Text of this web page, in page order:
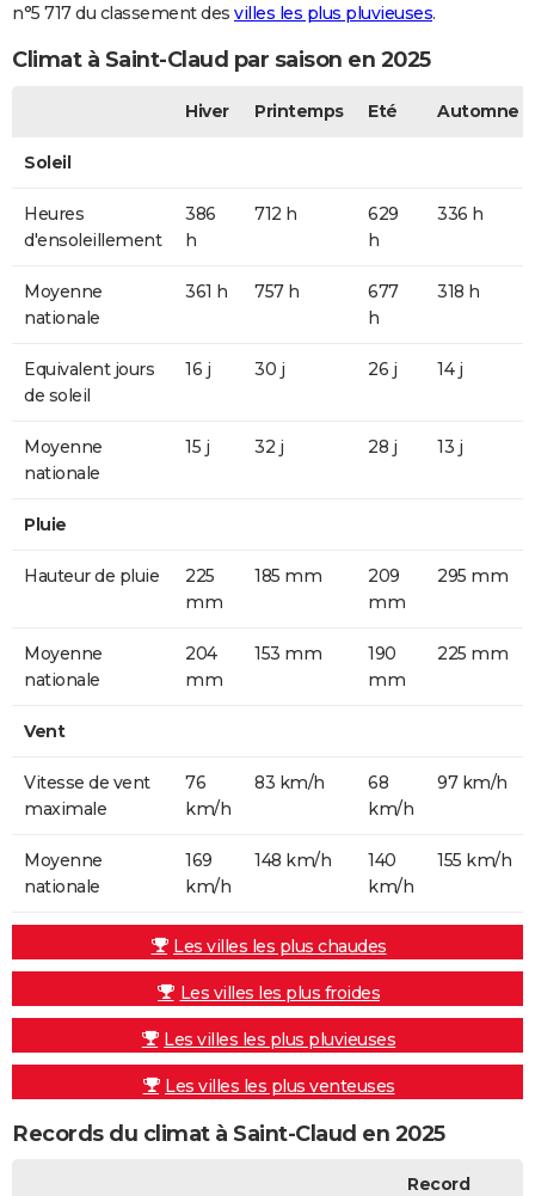
n°5 717 du classement des villes les plus pluvieuses.
Climat à Saint-Claud par saison en 2025
Hiver Printemps Eté Automne
Soleil
Heures
d'ensoleillement
386
h
712 h
629
h
336 h
Moyenne
nationale
361 h 757 h
677
h
318 h
Equivalent jours
de soleil
16 j 30 j 26 j 14 j
Moyenne
nationale
15 j 32 j 28 j 13 j
Pluie
Hauteur de pluie
225
mm
185 mm
209
mm
295 mm
Moyenne
nationale
204
mm
153 mm
190
mm
225 mm
Vent
Vitesse de vent
maximale
76
km/h
83 km/h
68
km/h
97 km/h
Moyenne
nationale
169
km/h
148 km/h
140
km/h
155 km/h
Les villes les plus chaudes
Les villes les plus froides
Les villes les plus pluvieuses
Les villes les plus venteuses
Records du climat à Saint-Claud en 2025
Record